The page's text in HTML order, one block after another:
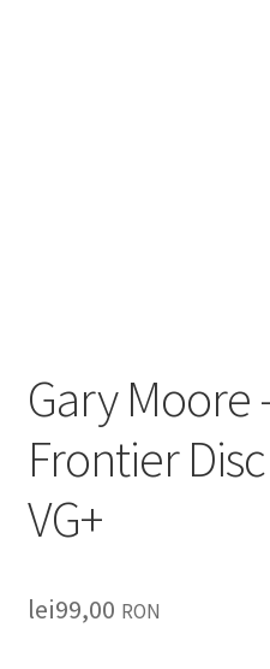
Blog
lei0,00
Gary Moore
Frontier
VG+
lei99,00 RON